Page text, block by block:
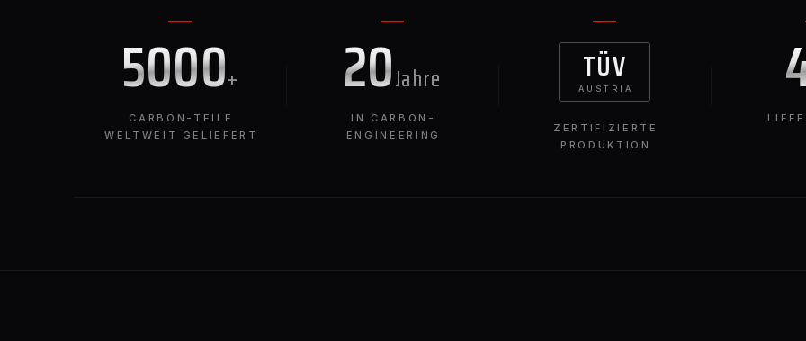
5000+
CARBON-TEILE
WELTWEIT GELIEFERT
20Jahre
IN CARBON-
ENGINEERING
TÜV
AUSTRIA
ZERTIFIZIERTE
PRODUKTION